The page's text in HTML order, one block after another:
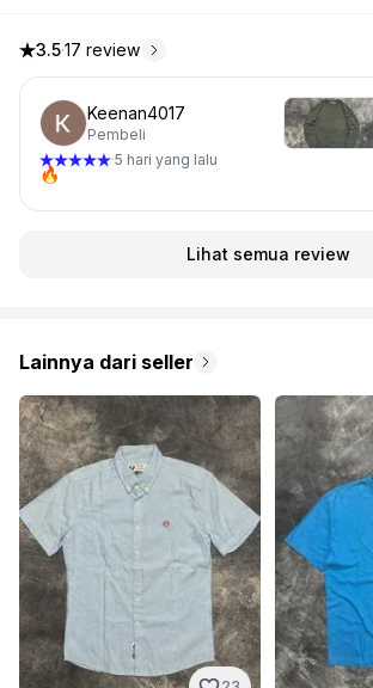
Lainnya dari seller
3.5 dari 5 bintang, dari 17 ulasan
3.5·17 review
Keenan4017
Pembeli
·5 hari yang lalu
🔥
Lihat semua review